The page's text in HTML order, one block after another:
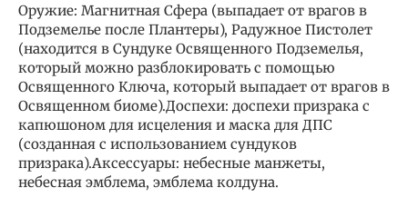
Оружие: Магнитная Сфера (выпадает от врагов в
Подземелье после Плантеры), Радужное Пистолет
(находится в Сундуке Освященного Подземелья,
который можно разблокировать с помощью
Освященного Ключа, который выпадает от врагов в
Освященном биоме).Доспехи: доспехи призрака с
капюшоном для исцеления и маска для ДПС
(созданная с использованием сундуков
призрака).Аксессуары: небесные манжеты,
небесная эмблема, эмблема колдуна.